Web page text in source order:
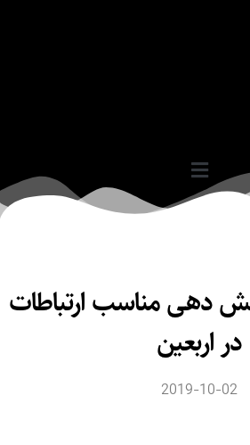
مناسب ارتباطات
در اربعین
2019-10-02